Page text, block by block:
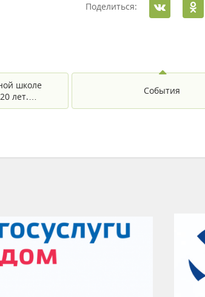
Поделиться:
школе
лет.…
События